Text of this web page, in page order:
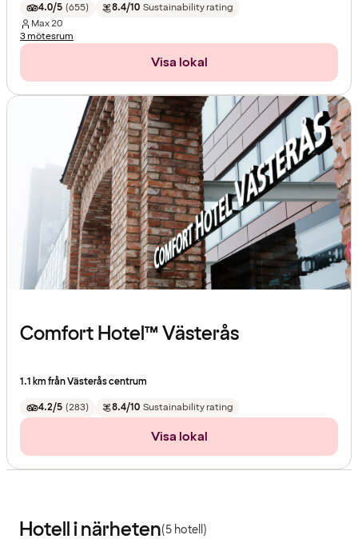
4.0/5 (655) 8.4/10 Sustainability rating
Max20
3 mötesrum
Visa lokal
Comfort Hotel™ Västerås
1.1 km från Västerås centrum
4.2/5 (283) 8.4/10 Sustainability rating
Visa lokal
Hotell i närheten(5 hotell)